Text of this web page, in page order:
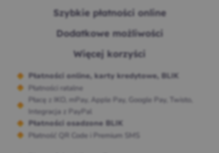
Szybkie płatności online
Dodatkowe możliwości
Więcej korzyści
Płatności online, karty kredytowe, BLIK
Płatności ratalne
Płacę z IKO, mPay, Apple Pay, Google Pay, Twisto,
Integracja z PayPal
Płatności osadzone BLIK
Płatność QR Code i Premium SMS